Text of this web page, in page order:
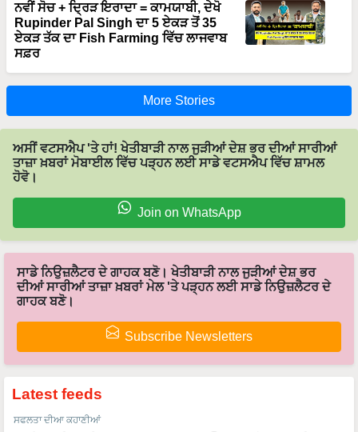
ਨਵੀਂ ਸੋਚ + ਦ੍ਰਿੜ ਇਰਾਦਾ = ਕਾਮਯਾਬੀ, ਦੇਖੋ
Rupinder Pal Singh ਦਾ 5 ਏਕੜ ਤੋਂ 35
ਏਕੜ ਤੱਕ ਦਾ Fish Farming ਵਿੱਚ ਲਾਜਵਾਬ
ਸਫ਼ਰ
More Stories
ਅਸੀਂ ਵਟਸਐਪ 'ਤੇ ਹਾਂ! ਖੇਤੀਬਾੜੀ ਨਾਲ ਜੁੜੀਆਂ ਦੇਸ਼ ਭਰ ਦੀਆਂ ਸਾਰੀਆਂ
ਤਾਜ਼ਾ ਖ਼ਬਰਾਂ ਮੋਬਾਈਲ ਵਿੱਚ ਪੜ੍ਹਨ ਲਈ ਸਾਡੇ ਵਟਸਐਪ ਵਿੱਚ ਸ਼ਾਮਲ
ਹੋਵੋ।
Join on WhatsApp
ਸਾਡੇ ਨਿਉਜ਼ਲੈਟਰ ਦੇ ਗਾਹਕ ਬਣੋ। ਖੇਤੀਬਾੜੀ ਨਾਲ ਜੁੜੀਆਂ ਦੇਸ਼ ਭਰ
ਦੀਆਂ ਸਾਰੀਆਂ ਤਾਜ਼ਾ ਖ਼ਬਰਾਂ ਮੇਲ 'ਤੇ ਪੜ੍ਹਨ ਲਈ ਸਾਡੇ ਨਿਉਜ਼ਲੈਟਰ ਦੇ
ਗਾਹਕ ਬਣੋ।
Subscribe Newsletters
Latest feeds
ਸਫਲਤਾ ਦੀਆ ਕਹਾਣੀਆਂ